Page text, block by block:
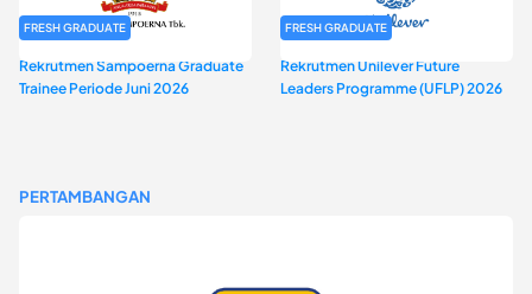
FRESH GRADUATE
Rekrutmen Sampoerna Graduate
Trainee Periode Juni 2026
FRESH GRADUATE
Rekrutmen Unilever Future
Leaders Programme (UFLP) 2026
PERTAMBANGAN